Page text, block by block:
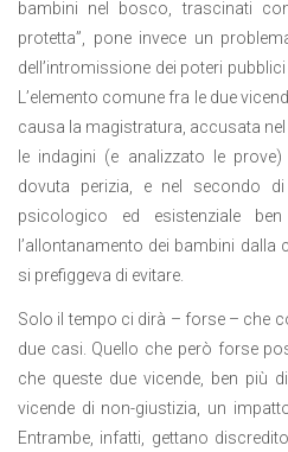
bambini nel bosco, trascinati
protetta”, pone invece un
dell’intromissione dei poteri
L’elemento comune fra le due
causa la magistratura, accusata
le indagini (e analizzato le
dovuta perizia, e nel secondo
psicologico ed esistenziale
l’allontanamento dei bambini
si prefiggeva di evitare.
Solo il tempo ci dirà – forse – che
due casi. Quello che però forse
che queste due vicende, ben più
vicende di non-giustizia, un
Entrambe, infatti, gettano